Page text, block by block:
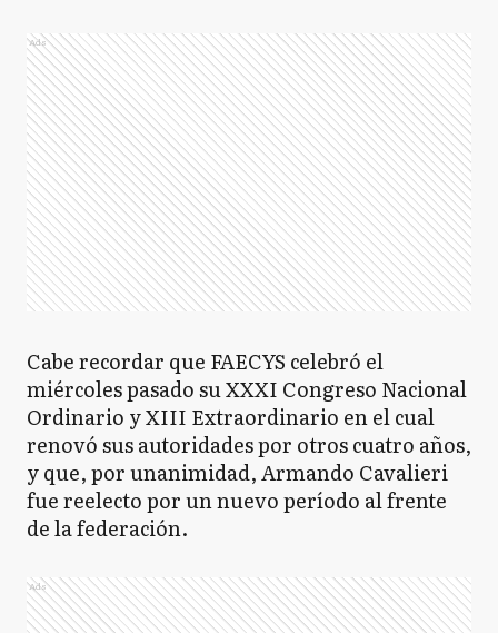
Ads
Cabe recordar que FAECYS celebró el
miércoles pasado su XXXI Congreso Nacional
Ordinario y XIII Extraordinario en el cual
renovó sus autoridades por otros cuatro años,
y que, por unanimidad, Armando Cavalieri
fue reelecto por un nuevo período al frente
de la federación.
Ads